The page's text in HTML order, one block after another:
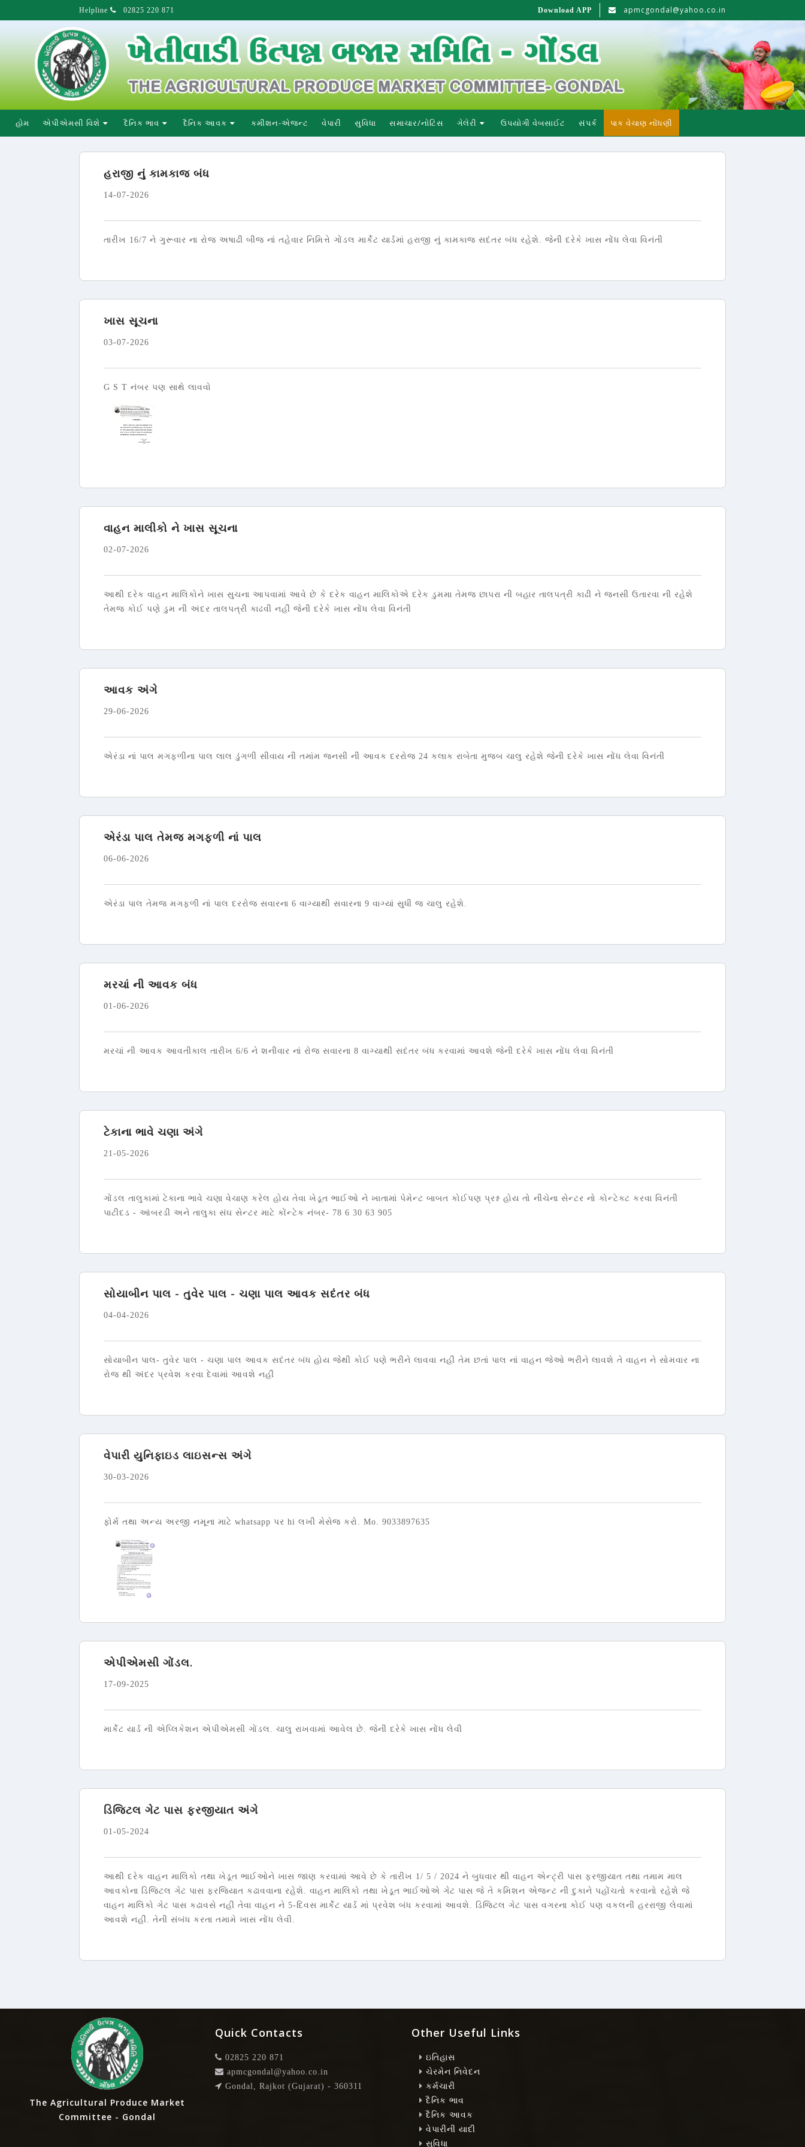
Helpline 02825 220 871 Download APP apmcgondal@yahoo.co.in
હોમ એપીએમસી વિશે દૈનિક ભાવ દૈનિક આવક કમીશન-એજન્ટ વેપારી સુવિધા સમાચાર/નોટિસ ગેલેરી ઉપયોગી વેબસાઈટ સંપર્ક પાક વેચાણ નોંધણી
હરાજી નું કામકાજ બંધ
14-07-2026
તારીખ 16/7 ને ગુરૂવાર ના રોજ અષાઢી બીજ નાં તહેવાર નિમિત્તે ગોંડલ માર્કેટ યાર્ડમાં હરાજી નું કામકાજ સદંતર બંધ રહેશે. જેની દરેકે ખાસ નોંધ લેવા વિનંતી
ખાસ સૂચના
03-07-2026
G S T નંબર પણ સાથે લાવવો
વાહન માલીકો ને ખાસ સૂચના
02-07-2026
આથી દરેક વાહન માલિકોને ખાસ સુચના આપવામાં આવે છે કે દરેક વાહન માલિકોએ દરેક ડુમમા તેમજ છાપરા ની બહાર તાલપત્રી કાઢી ને જનસી ઉતારવા ની રહેશે
તેમજ કોઈ પણે ડુમ ની અંદર તાલપત્રી કાઢવી નહીં જેની દરેકે ખાસ નોંધ લેવા વિનંતી
આવક અંગે
29-06-2026
એરંડા નાં પાલ મગફળીના પાલ લાલ ડુંગળી સીવાય ની તમાંમ જનસી ની આવક દરરોજ 24 કલાક રાબેતા મુજબ ચાલુ રહેશે જેની દરેકે ખાસ નોંધ લેવા વિનંતી
એરંડા પાલ તેમજ મગફળી નાં પાલ
06-06-2026
એરંડા પાલ તેમજ મગફળી નાં પાલ દરરોજ સવારના 6 વાગ્યાથી સવારના 9 વાગ્યાં સુધી જ ચાલુ રહેશે.
મરચાં ની આવક બંધ
01-06-2026
મરચાં ની આવક આવતીકાલ તારીખ 6/6 ને શનીવાર નાં રોજ સવારના 8 વાગ્યાથી સદંતર બંધ કરવામાં આવશે જેની દરેકે ખાસ નોંધ લેવા વિનંતી
ટેકાના ભાવે ચણા અંગે
21-05-2026
ગોંડલ તાલુકામાં ટેકાના ભાવે ચણા વેચાણ કરેલ હોય તેવા ખેડૂત ભાઈઓ ને ખાતામાં પેમેન્ટ બાબત કોઈપણ પ્રશ્ન હોય તો નીચેના સેન્ટર નો કોન્ટેક્ટ કરવા વિનંતી
પાટીદડ - આંબરડી અને તાલુકા સંઘ સેન્ટર માટે કોંન્ટેક નંબર- 78 6 30 63 905
સોયાબીન પાલ - તુવેર પાલ - ચણા પાલ આવક સદંતર બંધ
04-04-2026
સોયાબીન પાલ- તુવેર પાલ - ચણા પાલ આવક સદંતર બંધ હોય જેથી કોઈ પણે ભરીને લાવવા નહીં તેમ છતાં પાલ નાં વાહન જેઓ ભરીને લાવશે તે વાહન ને સોમવાર ના
રોજ થી અંદર પ્રવેશ કરવા દેવામાં આવશે નહીં
વેપારી યુનિફાઇડ લાઇસન્સ અંગે
30-03-2026
ફોર્મ તથા અન્ય અરજી નમૂના માટે whatsapp પર hi લખી મેસેજ કરો. Mo. 9033897635
એપીએમસી ગોંડલ.
17-09-2025
માર્કેટ યાર્ડ ની એપ્લિકેશન એપીએમસી ગોંડલ. ચાલુ રાખવામાં આવેલ છે. જેની દરેકે ખાસ નોંધ લેવી
ડિજિટલ ગેટ પાસ ફરજીયાત અંગે
01-05-2024
આથી દરેક વાહન માલિકો તથા ખેડૂત ભાઈઓને ખાસ જાણ કરવામાં આવે છે કે તારીખ 1/ 5 / 2024 ને બુધવાર થી વાહન એન્ટ્રી પાસ ફરજીયાત તથા તમામ માલ
આવકોના ડિજિટલ ગેટ પાસ ફરજિયાત કઢાવવાના રહેશે. વાહન માલિકો તથા ખેડૂત ભાઈઓએ ગેટ પાસ જે તે કમિશન એજન્ટ ની દુકાને પહોંચતો કરવાનો રહેશે જે
વાહન માલિકો ગેટ પાસ કઢાવસે નહી તેવા વાહન ને 5-દિવસ માર્કેટ યાર્ડ માં પ્રવેશ બંધ કરવામાં આવશે. ડિજિટલ ગેટ પાસ વગરના કોઈ પણ વકલની હરરાજી લેવામાં
આવશે નહીં. તેની સંબંધ કરતા તમામે ખાસ નોંધ લેવી.
The Agricultural Produce Market
Committee - Gondal
Quick Contacts
02825 220 871
apmcgondal@yahoo.co.in
Gondal, Rajkot (Gujarat) - 360311
Other Useful Links
ઇતિહાસ
ચેરમેન નિવેદન
કર્મચારી
દૈનિક ભાવ
દૈનિક આવક
વેપારીની યાદી
સુવિધા